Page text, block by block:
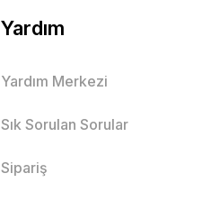
Yardım
Yardım Merkezi
Sık Sorulan Sorular
Sipariş